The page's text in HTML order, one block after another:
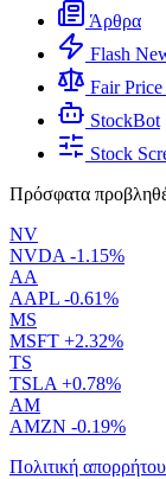
Άρθρα
Flash
Fair
StockBot
Stock
Πρόσφατα
NV
NVDA -1.15%
AA
AAPL -0.61%
MS
MSFT +2.32%
TS
TSLA +0.78%
AM
AMZN -0.19%
Πολιτική απορρήτου